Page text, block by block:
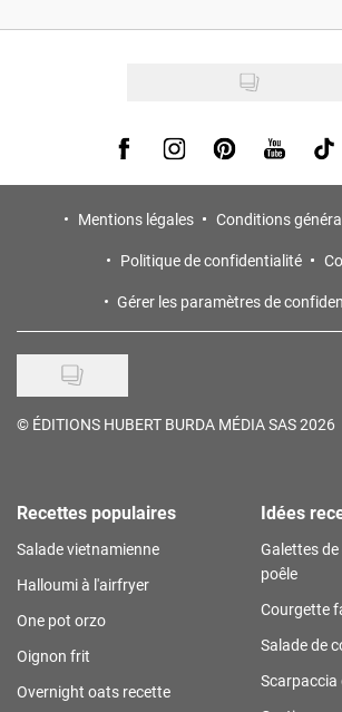
Visit us on Facebook
Visit us on Instagram
Visit us on Pinterest
Visit us onVisit
Mentions légales
Conditions
Politique de confidentialité
Gérer les paramètres de
© ÉDITIONS HUBERT BURDA MÉDIA SAS 2026
Recettes populaires
Salade vietnamienne
Halloumi à l'airfryer
One pot orzo
Oignon frit
Overnight oats recette
Idées
Galettes
poêle
Courgette
Salade de